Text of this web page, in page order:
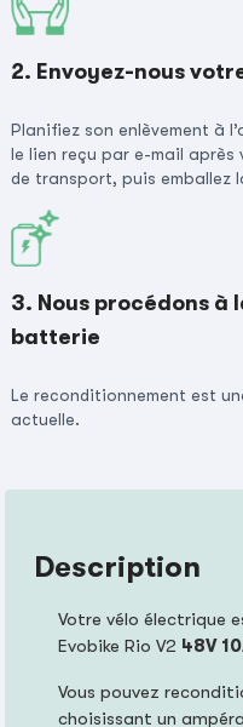
2. Envoyez-nous
Planifiez son enlèvement à
le lien reçu par e-mail après
de transport, puis emballez
3. Nous procédons à
batterie
Le reconditionnement est
actuelle.
Description
Votre vélo électrique
Evobike Rio V2 48V
Vous pouvez
choisissant un